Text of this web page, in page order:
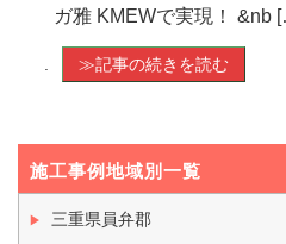
ガ雅 KMEWで実現！ &nb
≫記事の続きを読む
施工事例地域別一覧
三重県員弁郡